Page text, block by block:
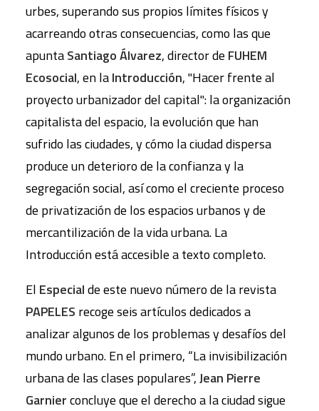
urbes, superando sus propios límites físicos y
acarreando otras consecuencias, como las que
apuntaSantiago Álvarez, director de FUHEM
Ecosocial, en laIntroducción, "Hacer frente al
proyecto urbanizador del capital": la organización
capitalista del espacio, la evolución que han
sufrido las ciudades, y cómo la ciudad dispersa
produce un deterioro de la confianza y la
segregación social, así como el creciente proceso
de privatización de los espacios urbanos y de
mercantilización de la vida urbana. La
Introducción está accesible a texto completo.
El Especialde este nuevo número de la revista
PAPELES recoge seis artículos dedicados a
analizar algunos de los problemas y desafíos del
mundo urbano. En el primero, “La invisibilización
urbana de las clases populares”,Jean Pierre
Garnierconcluye que el derecho a la ciudad sigue